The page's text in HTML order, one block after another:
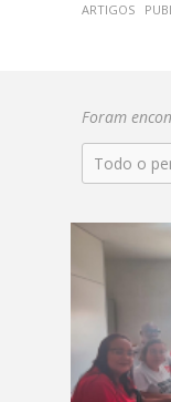
ARTIGOS
Foram
Todo o